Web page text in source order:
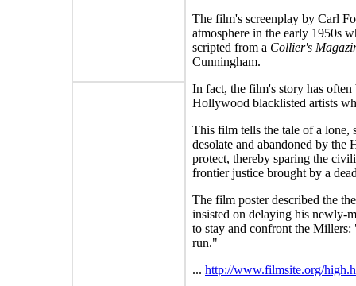
The film's screenplay by Carl
atmosphere in the early 1950s
scripted from a Collier's
Cunningham.
In fact, the film's story has often
Hollywood blacklisted artists
This film tells the tale of a lone,
desolate and abandoned by
protect, thereby sparing the
frontier justice brought by a
The film poster described the
insisted on delaying his newly-
to stay and confront the
run."
... http://www.filmsite.org/